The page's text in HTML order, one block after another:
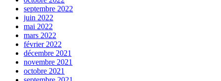
septembre 2022
juin 2022
mai 2022
mars 2022
février 2022
décembre 2021
novembre 2021
octobre 2021